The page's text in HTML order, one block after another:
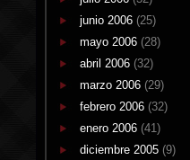
junio 2006 (25)
mayo 2006 (28)
abril 2006 (32)
marzo 2006 (29)
febrero 2006 (32)
enero 2006 (41)
diciembre 2005 (9)